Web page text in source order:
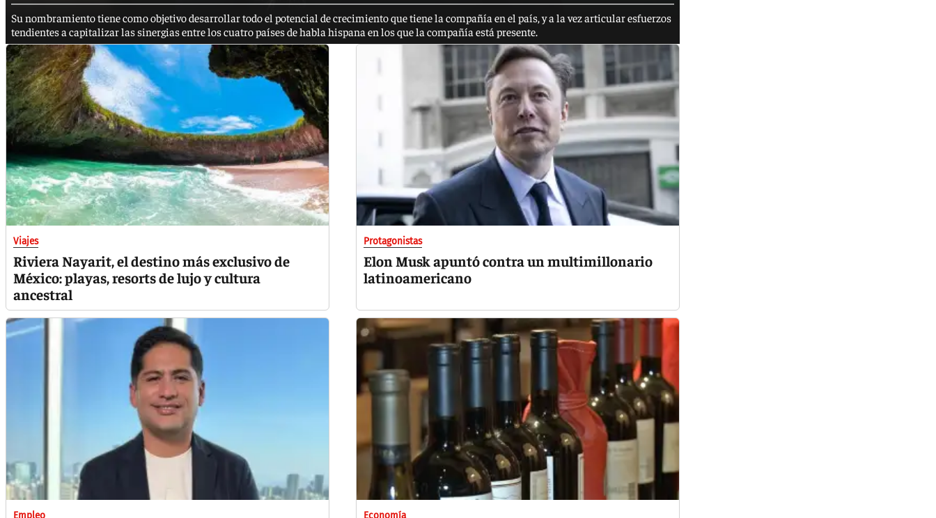
Su nombramiento tiene como objetivo desarrollar todo el potencial de crecimiento que tiene la compañía en el país, y a la vez articular esfuerzos
tendientes a capitalizar las sinergias entre los cuatro países de habla hispana en los que la compañía está presente.
Viajes
Riviera Nayarit, el destino más exclusivo de
México: playas, resorts de lujo y cultura
ancestral
Protagonistas
Elon Musk apuntó contra un multimillonario
latinoamericano
Empleo Economía